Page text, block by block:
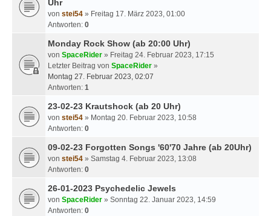
Uhr
von stei54 » Freitag 17. März 2023, 01:00
Antworten: 0
Monday Rock Show (ab 20:00 Uhr)
von SpaceRider » Freitag 24. Februar 2023, 17:15
Letzter Beitrag von SpaceRider »
Montag 27. Februar 2023, 02:07
Antworten: 1
23-02-23 Krautshock (ab 20 Uhr)
von stei54 » Montag 20. Februar 2023, 10:58
Antworten: 0
09-02-23 Forgotten Songs '60'70 Jahre (ab 20Uhr)
von stei54 » Samstag 4. Februar 2023, 13:08
Antworten: 0
26-01-2023 Psychedelic Jewels
von SpaceRider » Sonntag 22. Januar 2023, 14:59
Antworten: 0